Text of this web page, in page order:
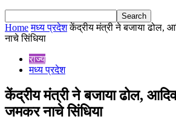
Home मध्य प्रदेश केंद्रीय मंत्री ने बजाया ढोल,
नाचे सिंधिया
राज्य
मध्य प्रदेश
केंद्रीय मंत्री ने बजाया ढोल,
जमकर नाचे सिंधिया